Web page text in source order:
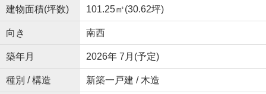
建物面積(坪数) 101.25㎡(30.62坪)
向き 南西
築年月 2026年 7月(予定)
種別 / 構造 新築一戸建 / 木造